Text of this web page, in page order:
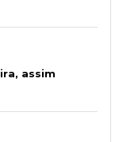
assim